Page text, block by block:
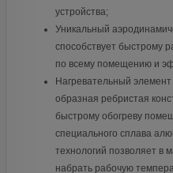
устройства;
Уникальный
способствует быстрому
по всему помещению и
Нагревательный
образная ребристая
быстрому обогреву
специального сплава
технологий позволяет в
набрать рабочую